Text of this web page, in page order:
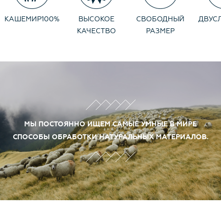
под контролем и по стандартам качества - Canoe.
КАШЕМИР100%
ВЫСОКОЕ
КАЧЕСТВО
СВОБОДНЫЙ
РАЗМЕР
МЫ ПОСТОЯННО ИЩЕМ САМЫЕ УМНЫЕ В МИРЕ
СПОСОБЫ ОБРАБОТКИ НАТУРАЛЬНЫХ МАТЕРИАЛОВ.